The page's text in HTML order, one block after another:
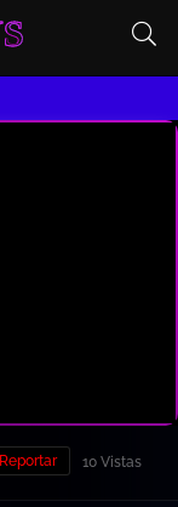
10 Vistas
Reportar